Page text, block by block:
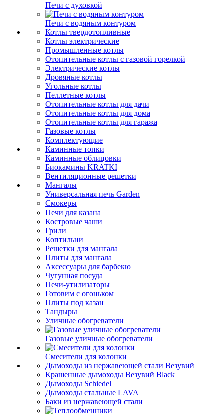
Печи с духовкой
Печи с водяным контуром
Котлы твердотопливные
Котлы электрические
Промышленные котлы
Отопительные котлы с газовой горелкой
Электрические котлы
Дровяные котлы
Угольные котлы
Пеллетные котлы
Отопительные котлы для дачи
Отопительные котлы для дома
Отопительные котлы для гаража
Газовые котлы
Комплектующие
Каминные топки
Каминные облицовки
Биокамины KRATKI
Вентиляционные решетки
Мангалы
Универсальная печь Garden
Смокеры
Печи для казана
Костровые чаши
Грили
Коптильни
Решетки для мангала
Плиты для мангала
Аксессуары для барбекю
Чугунная посуда
Печи-утилизаторы
Готовим с огоньком
Плиты под казан
Тандыры
Уличные обогреватели
Газовые уличные обогреватели
Смесители для колонки
Дымоходы из нержавеющей стали Везувий
Крашенные дымоходы Везувий Black
Дымоходы Schiedel
Дымоходы стальные LAVA
Баки из нержавеющей стали